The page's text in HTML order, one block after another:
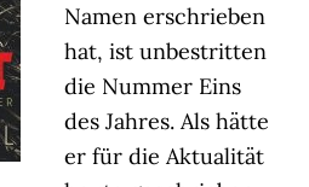
Namen erschrieben
hat, ist unbestritten
die Nummer Eins
des Jahres. Als hätte
er für die Aktualität